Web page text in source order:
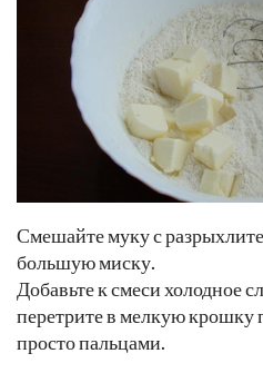
Смешайте муку с
большую миску.
Добавьте к смеси холодное
перетрите в мелкую
просто пальцами.